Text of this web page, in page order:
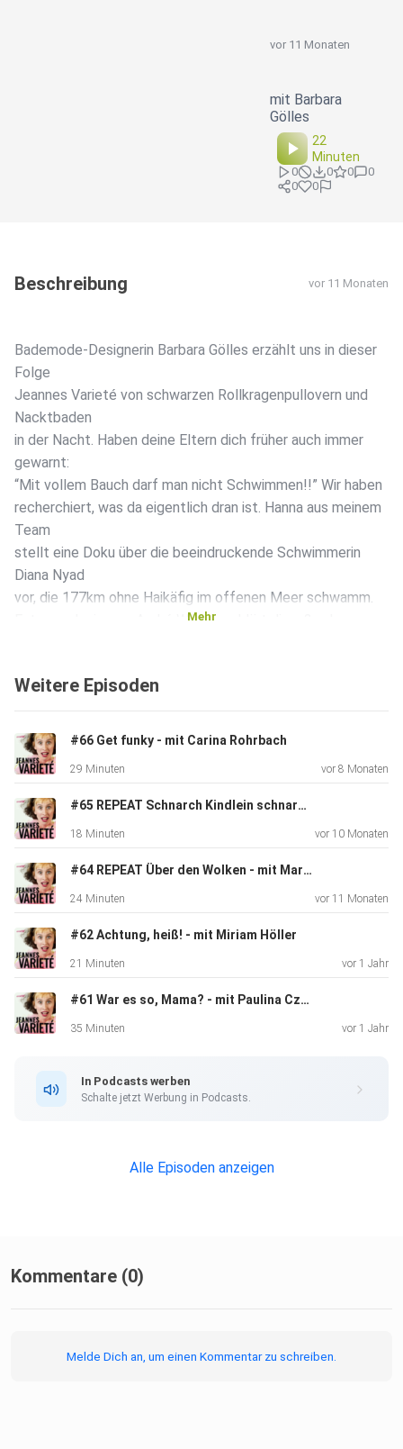
vor 11 Monaten
mit Barbara
Gölles
22
Minuten
0 0 0
0
0
0
Beschreibung vor 11 Monaten
Bademode-Designerin Barbara Gölles erzählt uns in dieser
Folge
Jeannes Varieté von schwarzen Rollkragenpullovern und
Nacktbaden
in der Nacht. Haben deine Eltern dich früher auch immer
gewarnt:
“Mit vollem Bauch darf man nicht Schwimmen!!” Wir haben
recherchiert, was da eigentlich dran ist. Hanna aus meinem
Team
stellt eine Doku über die beeindruckende Schwimmerin
Diana Nyad
vor, die 177km ohne Haikäfig im offenen Meer schwamm.
Extremschwimmer André Wiersig erklärt dir außerdem, was
kann man
Wie gefällt dir Jeannes Varieté? - Sag uns deine Meinung
und
fülle den Fragebogen zum Podcast aus:
jeanne@ohwow.eu oder
auf Instagram an @jeanne_drach! Abonniere den Jeannes
Mehr
Weitere Episoden
#66 Get funky - mit Carina Rohrbach
29 Minuten vor 8 Monaten
#65 REPEAT Schnarch Kindlein schnarch - mit Theresia Enzensberger
18 Minuten vor 10 Monaten
#64 REPEAT Über den Wolken - mit Martina Gercke
24 Minuten vor 11 Monaten
#62 Achtung, heiß! - mit Miriam Höller
21 Minuten vor 1 Jahr
#61 War es so, Mama? - mit Paulina Czienskowski, Edith Michaeler, Gertrude & Jenny Drach
35 Minuten vor 1 Jahr
In Podcasts werben
Schalte jetzt Werbung in Podcasts.
Alle Episoden anzeigen
Kommentare (0)
Melde Dich an, um einen Kommentar zu schreiben.